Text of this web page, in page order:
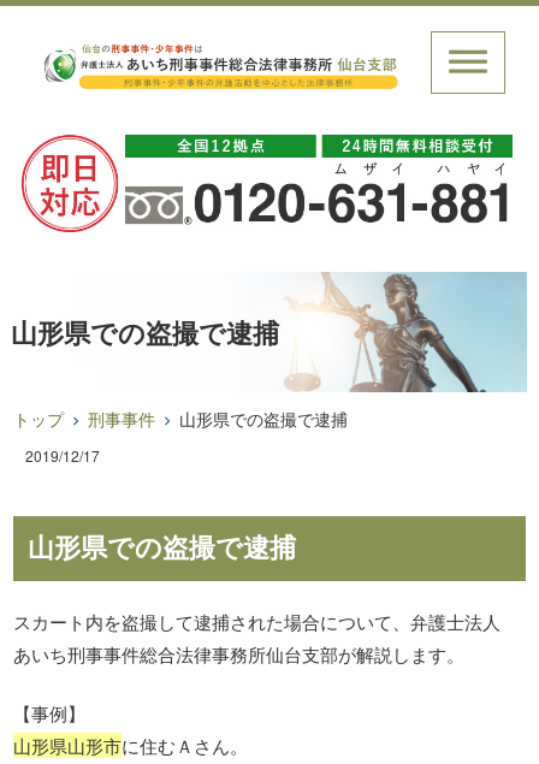
山形県での盗撮で逮捕
トップ 刑事事件 山形県での盗撮で逮捕
2019/12/17
山形県での盗撮で逮捕
スカート内を盗撮して逮捕された場合について、弁護士法人
あいち刑事事件総合法律事務所仙台支部が解説します。
【事例】
山形県山形市に住むＡさん。